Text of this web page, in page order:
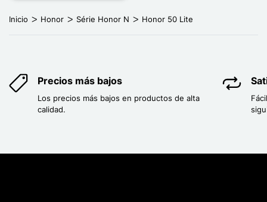
Inicio Honor Série Honor N Honor 50 Lite
Precios más bajos
Los precios más bajos en productos de alta
calidad.